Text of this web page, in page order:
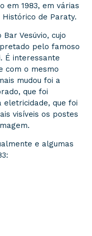
em 1983, em várias
de Paraty.
Vesúvio, cujo
pelo famoso
É interessante
com o mesmo
mudou foi a
que foi
que foi
visíveis os postes
e algumas